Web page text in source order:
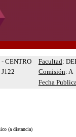
CENTRO Facultad:
J122 Comisión: A
Fecha
(a distancia)